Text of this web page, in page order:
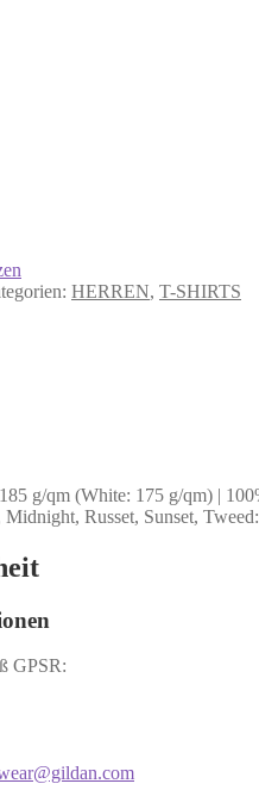
HERREN, T-SHIRTS
g/qm (White: 175 g/qm) |
Russet, Sunset,
GPSR: